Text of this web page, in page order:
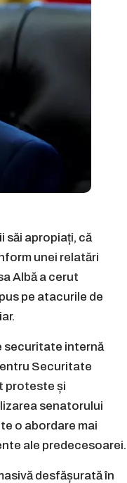
săi apropiați, că
unei relatări
Albă a cerut
pe atacurile de
securitate internă
Securitate
proteste și
senatorului
o abordare mai
ale predecesoarei.
desfășurată în